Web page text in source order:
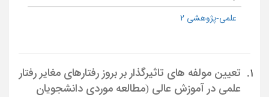
علمی-پژوهشی 2
1.
تعیین مولفه های تاثیرگذار بر بروز رفتارهای مغایر رفتار
علمی در آموزش عالی (مطالعه موردی دانشجویان